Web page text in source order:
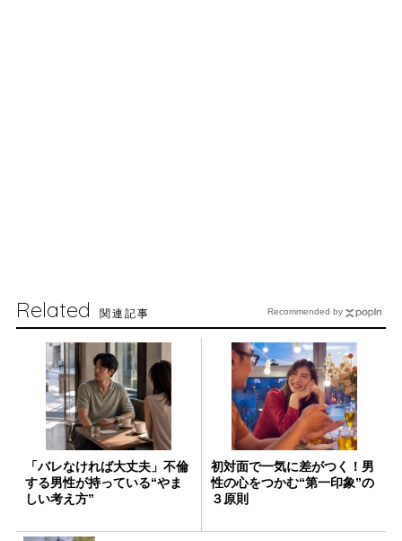
Related 関連記事
「バレなければ大丈夫」不倫
する男性が持っている“やま
しい考え方”
初対面で一気に差がつく！男
性の心をつかむ“第一印象”の
３原則
Recommended by